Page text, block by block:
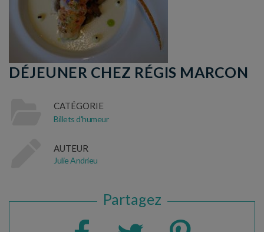
DÉJEUNER CHEZ RÉGIS MARCON
CATÉGORIE
Billets d'humeur
AUTEUR
Julie Andrieu
Partagez